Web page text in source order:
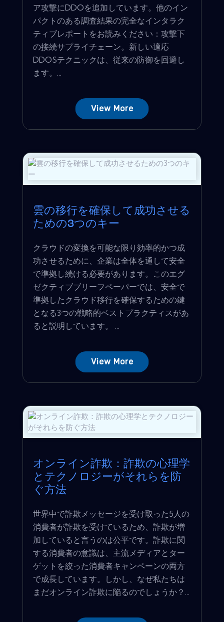
ア攻撃にDDOを追加しています。他のイン
パクトのある調査結果の完全なインタラク
ティブレポートをお読みください：攻撃下
の接続サプライチェーン。新しい適応
DDOSテクニックは、従来の防御を回避し
ます。...
View More
雲の移行を確保して成功させる
ための3つのキー
クラウドの変換を可能な限り効率的かつ成
功させるために、企業は全体を通して安全
で準拠し続ける必要があります。このエグ
ゼクティブブリーフペーパーでは、安全で
準拠したクラウド移行を確保するための鍵
となる3つの戦略的ベストプラクティスがあ
ると説明しています。 ...
View More
オンライン詐欺：詐欺の心理学
とテクノロジーがそれらを防
ぐ方法
世界中で詐欺メッセージを受け取った5人の
消費者が詐欺を受けているため、詐欺が増
加していると言うのは公平です。詐欺に関
する消費者の意識は、主流メディアとター
ゲットを絞った消費者キャンペーンの両方
で成長しています。しかし、なぜ私たちは
まだオンライン詐欺に陥るのでしょうか？...